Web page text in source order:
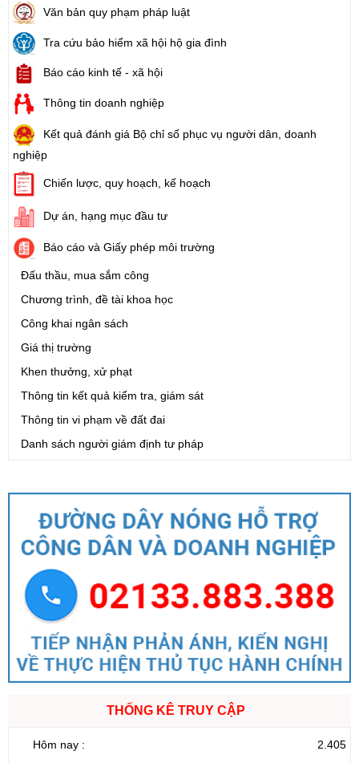
Văn bản quy phạm pháp luật
Tra cứu bảo hiểm xã hội hộ gia đình
Báo cáo kinh tế - xã hội
Thông tin doanh nghiệp
Kết quả đánh giá Bộ chỉ số phục vụ người dân, doanh
nghiệp
Chiến lược, quy hoạch, kế hoạch
Dự án, hạng mục đầu tư
Báo cáo và Giấy phép môi trường
Đấu thầu, mua sắm công
Chương trình, đề tài khoa học
Công khai ngân sách
Giá thị trường
Khen thưởng, xử phạt
Thông tin kết quả kiểm tra, giám sát
Thông tin vi phạm về đất đai
Danh sách người giám định tư pháp
THỐNG KÊ TRUY CẬP
Hôm nay :
2.405